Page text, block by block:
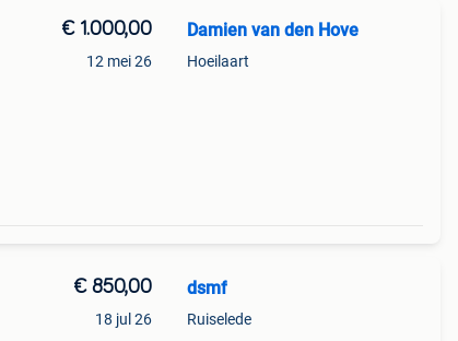
€ 1.000,00
12 mei 26
Damien van den Hove
Hoeilaart
€ 850,00
18 jul 26
dsmf
Ruiselede